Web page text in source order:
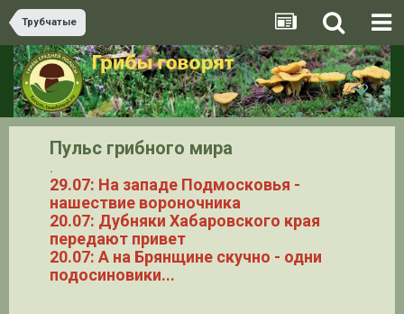
Трубчатые
Пульс грибного мира
.
29.07: На западе Подмосковья -
нашествие вороночника
20.07: Дубняки Хабаровского края
передают привет
20.07: А на Брянщине скучно - одни
подосиновики...